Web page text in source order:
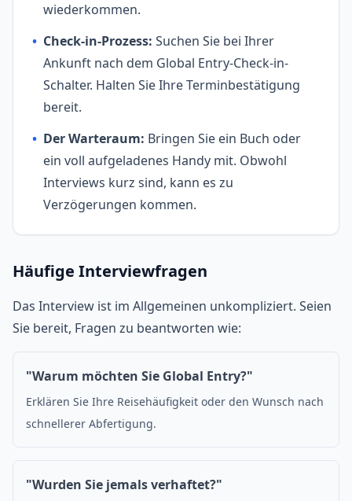
wiederkommen.
• Check-in-Prozess: Suchen Sie bei Ihrer
Ankunft nach dem Global Entry-Check-in-
Schalter. Halten Sie Ihre Terminbestätigung
bereit.
• Der Warteraum: Bringen Sie ein Buch oder
ein voll aufgeladenes Handy mit. Obwohl
Interviews kurz sind, kann es zu
Verzögerungen kommen.
Häufige Interviewfragen
Das Interview ist im Allgemeinen unkompliziert. Seien
Sie bereit, Fragen zu beantworten wie:
"Warum möchten Sie Global Entry?"
Erklären Sie Ihre Reisehäufigkeit oder den Wunsch nach
schnellerer Abfertigung.
"Wurden Sie jemals verhaftet?"